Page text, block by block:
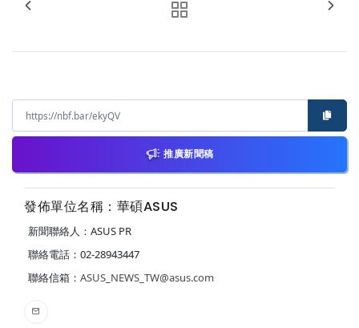
推廣新聞稿
發佈單位名稱：華碩ASUS
新聞聯絡人：ASUS PR
聯絡電話：02-28943447
聯絡信箱： ASUS_NEWS_TW@asus.com